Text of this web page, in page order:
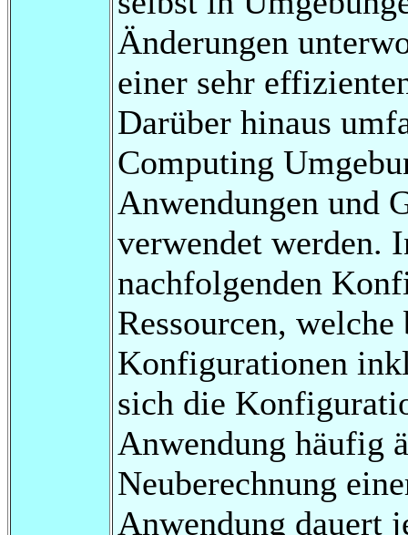
Änderungen
einer sehr
Darüber hinaus
Computing
Anwendungen und
verwendet werden.
nachfolgenden
Ressourcen,
Konfigurationen
sich die
Anwendung häufig
Neuberechnung
Anwendung dauert